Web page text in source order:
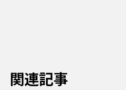
関連記事